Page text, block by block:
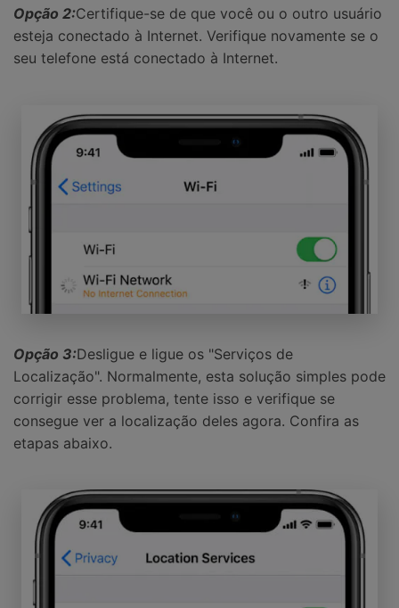
Opção 2:Certifique-se de que você ou o outro usuário
esteja conectado à Internet. Verifique novamente se o
seu telefone está conectado à Internet.
Opção 3:Desligue e ligue os "Serviços de
Localização". Normalmente, esta solução simples pode
corrigir esse problema, tente isso e verifique se
consegue ver a localização deles agora. Confira as
etapas abaixo.